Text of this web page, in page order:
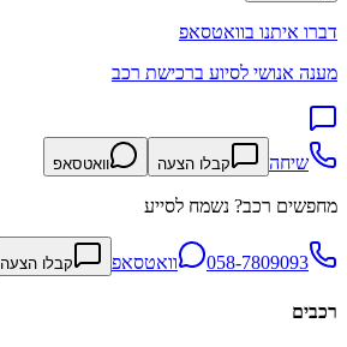
דברו איתנו בוואטסאפ
מענה אנושי לסיוע ברכישת רכב
שיחה קבלו הצעה וואטסאפ
מחפשים רכב? נשמח לסייע
058-7809093 וואטסאפ קבלו הצעה
רכבים